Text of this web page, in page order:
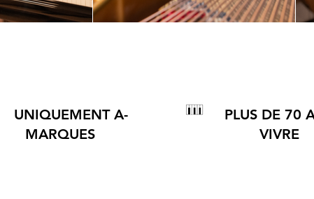
UNIQUEMENT A-
MARQUES
PLUS DE 70
VIVRE